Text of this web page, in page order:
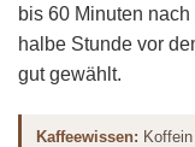
bis 60 Minuten
halbe Stunde vor
gut gewählt.
Kaffeewissen: